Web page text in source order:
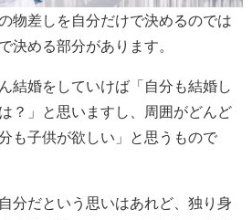
物差しを自分だけで決めるのでは
決める部分があります。
結婚をしていけば「自分も結婚し
？」と思いますし、周囲がどんど
も子供が欲しい」と思うもので
分だという思いはあれど、独り身